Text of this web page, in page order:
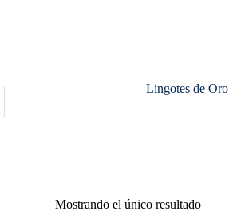
Lingotes de Oro
Mostrando el único resultado